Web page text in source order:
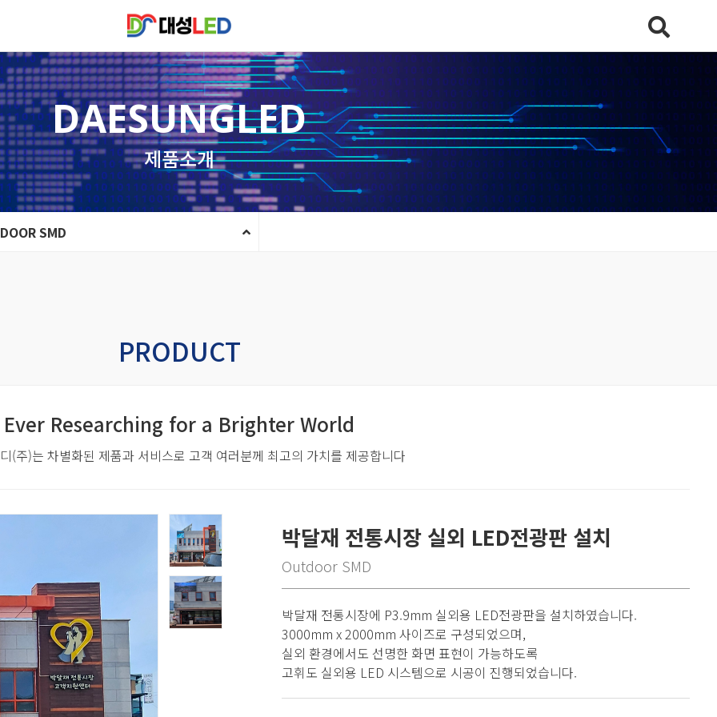
DAESUNGLED
제품소개
SMD
PRODUCT
Ever Researching for a Brighter World
(주)는 차별화된 제품과 서비스로고객 여러분께 최고의 가치를 제공합니다
박달재 전통시장 실외 LED전광판 설치
Outdoor SMD
박달재 전통시장에 P3.9mm 실외용 LED전광판을 설치하였습니다.
3000mm x 2000mm 사이즈로 구성되었으며,
실외 환경에서도 선명한 화면 표현이 가능하도록
고휘도 실외용 LED 시스템으로 시공이 진행되었습니다.